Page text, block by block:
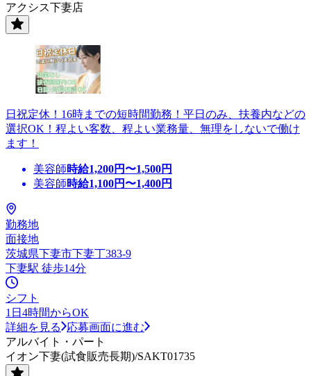
アクシス下妻店
日祝定休！16時までの短時間勤務！平日のみ、扶養内などの
選択OK！程よい客数、程よい業務量、無理をしないで働け
ます！
美容師時給1,200円〜1,500円
美容師時給1,100円〜1,400円
勤務地
面接地
茨城県下妻市下妻丁383-9
下妻駅 徒歩14分
シフト
1日4時間からOK
詳細を見る
応募画面に進む
アルバイト・パート
イオン下妻(試食販売長期)/SAKT01735